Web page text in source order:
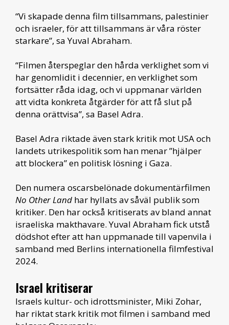
“Vi skapade denna film tillsammans, palestinier
och israeler, för att tillsammans är våra röster
starkare”, sa Yuval Abraham.
“Filmen återspeglar den hårda verklighet som vi
har genomlidit i decennier, en verklighet som
fortsätter råda idag, och vi uppmanar världen
att vidta konkreta åtgärder för att få slut på
denna orättvisa”, sa Basel Adra.
Basel Adra riktade även stark kritik mot USA och
landets utrikespolitik som han menar ”hjälper
att blockera” en politisk lösning i Gaza.
Den numera oscarsbelönade dokumentärfilmen
No Other Land har hyllats av såväl publik som
kritiker. Den har också kritiserats av bland annat
israeliska makthavare. Yuval Abraham fick utstå
dödshot efter att han uppmanade till vapenvila i
samband med Berlins internationella filmfestival
2024.
Israel kritiserar
Israels kultur- och idrottsminister, Miki Zohar,
har riktat stark kritik mot filmen i samband med